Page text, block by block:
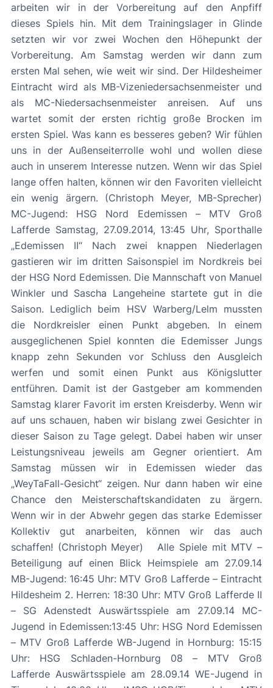
arbeiten wir in der Vorbereitung auf den Anpfiff
dieses Spiels hin. Mit dem Trainingslager in Glinde
setzten wir vor zwei Wochen den Höhepunkt der
Vorbereitung. Am Samstag werden wir dann zum
ersten Mal sehen, wie weit wir sind. Der Hildesheimer
Eintracht wird als MB-Vizeniedersachsenmeister und
als MC-Niedersachsenmeister anreisen. Auf uns
wartet somit der ersten richtig große Brocken im
ersten Spiel. Was kann es besseres geben? Wir fühlen
uns in der Außenseiterrolle wohl und wollen diese
auch in unserem Interesse nutzen. Wenn wir das Spiel
lange offen halten, können wir den Favoriten vielleicht
ein wenig ärgern. (Christoph Meyer, MB-Sprecher)
MC-Jugend: HSG Nord Edemissen – MTV Groß
Lafferde Samstag, 27.09.2014, 13:45 Uhr, Sporthalle
„Edemissen II“ Nach zwei knappen Niederlagen
gastieren wir im dritten Saisonspiel im Nordkreis bei
der HSG Nord Edemissen. Die Mannschaft von Manuel
Winkler und Sascha Langeheine startete gut in die
Saison. Lediglich beim HSV Warberg/Lelm mussten
die Nordkreisler einen Punkt abgeben. In einem
ausgeglichenen Spiel konnten die Edemisser Jungs
knapp zehn Sekunden vor Schluss den Ausgleich
werfen und somit einen Punkt aus Königslutter
entführen. Damit ist der Gastgeber am kommenden
Samstag klarer Favorit im ersten Kreisderby. Wenn wir
auf uns schauen, haben wir bislang zwei Gesichter in
dieser Saison zu Tage gelegt. Dabei haben wir unser
Leistungsniveau jeweils am Gegner orientiert. Am
Samstag müssen wir in Edemissen wieder das
„WeyTaFall-Gesicht“ zeigen. Nur dann haben wir eine
Chance den Meisterschaftskandidaten zu ärgern.
Wenn wir in der Abwehr gegen das starke Edemisser
Kollektiv gut anarbeiten, können wir das auch
schaffen! (Christoph Meyer) Alle Spiele mit MTV –
Beteiligung auf einen Blick Heimspiele am 27.09.14
MB-Jugend: 16:45 Uhr: MTV Groß Lafferde – Eintracht
Hildesheim 2. Herren: 18:30 Uhr: MTV Groß Lafferde II
– SG Adenstedt Auswärtsspiele am 27.09.14 MC-
Jugend in Edemissen:13:45 Uhr: HSG Nord Edemissen
– MTV Groß Lafferde WB-Jugend in Hornburg: 15:15
Uhr: HSG Schladen-Hornburg 08 – MTV Groß
Lafferde Auswärtsspiele am 28.09.14 WE-Jugend in